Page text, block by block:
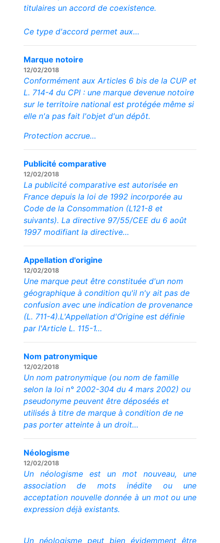
titulaires un accord de coexistence.
Ce type d'accord permet aux…
Marque notoire
12/02/2018
Conformément aux Articles 6 bis de la CUP et
L. 714-4 du CPI : une marque devenue notoire
sur le territoire national est protégée même si
elle n'a pas fait l'objet d'un dépôt.
Protection accrue…
Publicité comparative
12/02/2018
La publicité comparative est autorisée en
France depuis la loi de 1992 incorporée au
Code de la Consommation (L121-8 et
suivants). La directive 97/55/CEE du 6 août
1997 modifiant la directive…
Appellation d'origine
12/02/2018
Une marque peut être constituée d'un nom
géographique à condition qu'il n'y ait pas de
confusion avec une indication de provenance
(L. 711-4).L'Appellation d'Origine est définie
par l'Article L. 115-1…
Nom patronymique
12/02/2018
Un nom patronymique (ou nom de famille
selon la loi n° 2002-304 du 4 mars 2002) ou
pseudonyme peuvent être déposéés et
utilisés à titre de marque à condition de ne
pas porter atteinte à un droit…
Néologisme
12/02/2018
Un néologisme est un mot nouveau, une
association de mots inédite ou une
acceptation nouvelle donnée à un mot ou une
expression déjà existants.
Un néologisme peut bien évidemment être